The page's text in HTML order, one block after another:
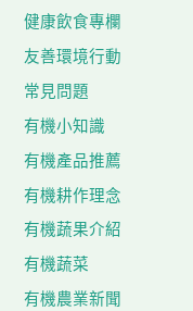
健康飲食專欄
友善環境行動
常見問題
有機小知識
有機產品推薦
有機耕作理念
有機蔬果介紹
有機蔬菜
有機農業新聞